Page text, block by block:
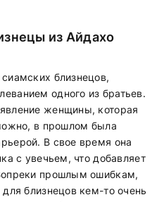
из Айдахо
близнецов,
одного из братьев.
женщины, которая
в прошлом была
В свое время она
с увечьем, что добавляет
прошлым ошибкам,
для близнецов кем-то очень